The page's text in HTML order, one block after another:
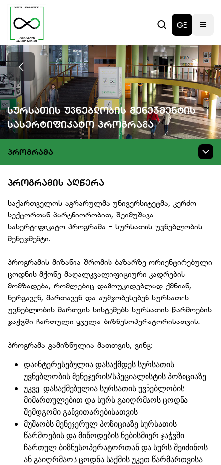
GE
Სურსათის Უვნებლობის Მენეჯმენტის
Სასერტიფიკატო Პროგრამა
ᲞᲠᲝᲒᲠᲐᲛᲐ
ᲞᲠᲝᲒᲠᲐᲛᲘᲡ ᲐᲦᲬᲔᲠᲐ
საქართველოს აგრარულმა უნივერსიტეტმა, კერძო
სექტორთან პარტნიორობით, შეიმუშავა
სასერტიფიკატო პროგრამა - სურსათის უვნებლობის
მენეჯმენტი.
პროგრამის მიზანია შრომის ბაზარზე ორიენტირებული
ცოდნის მქონე მაღალკვალიფიციური კადრების
მომზადება, რომლებიც დამოუკიდებლად ქმნიან,
ნერგავენ, მართავენ და აუმჯობესებენ სურსათის
უვნებლობის მართვის სისტემებს სურსათის წარმოების
ჯაჭვში ჩართული ყველა ბიზნესოპერატორისათვის.
პროგრამა გამიზნულია მათთვის, ვინც:
დაინტერესებულია დასაქმდეს სურსათის
უვნებლობის მენეჯერის/სპეციალისტის პოზიციაზე
უკვე დასაქმებულია სურსათის უვნებლობის
მიმართულებით და სურს გაიღრმაოს ცოდნა
შემდგომი განვითარებისათვის
მუშაობს მენეჯერულ პოზიციაზე სურსათის
წარმოების და მიწოდების ნებისმიერ ჯაჭვში
ჩართულ ბიზნესოპერატორთან და სურს შეიძინოს
ან გაიღრმაოს ცოდნა საქმის უკეთ წარმართვისა